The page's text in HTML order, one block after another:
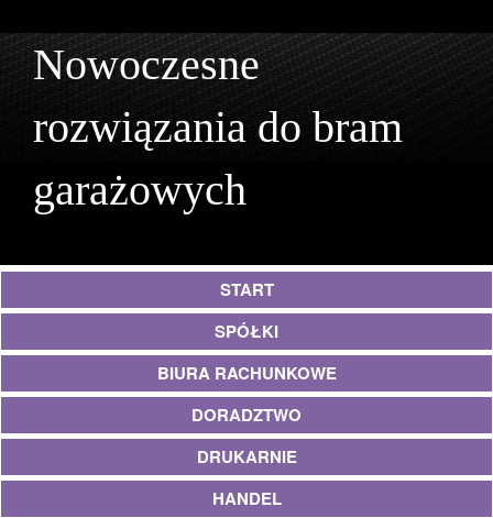
Nowoczesne
rozwiązania do bram
garażowych
START
SPÓŁKI
BIURA RACHUNKOWE
DORADZTWO
DRUKARNIE
HANDEL